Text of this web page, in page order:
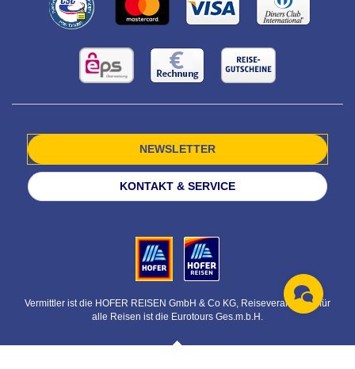
NEWSLETTER
KONTAKT & SERVICE
Vermittler ist die HOFER REISEN GmbH & Co KG, Reiseveranstalter für
alle Reisen ist die Eurotours Ges.m.b.H.